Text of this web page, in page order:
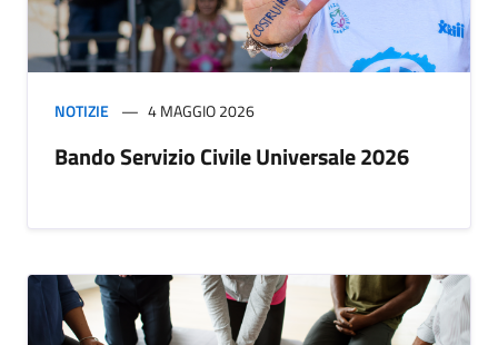
NOTIZIE 4 MAGGIO 2026
Bando Servizio Civile Universale 2026